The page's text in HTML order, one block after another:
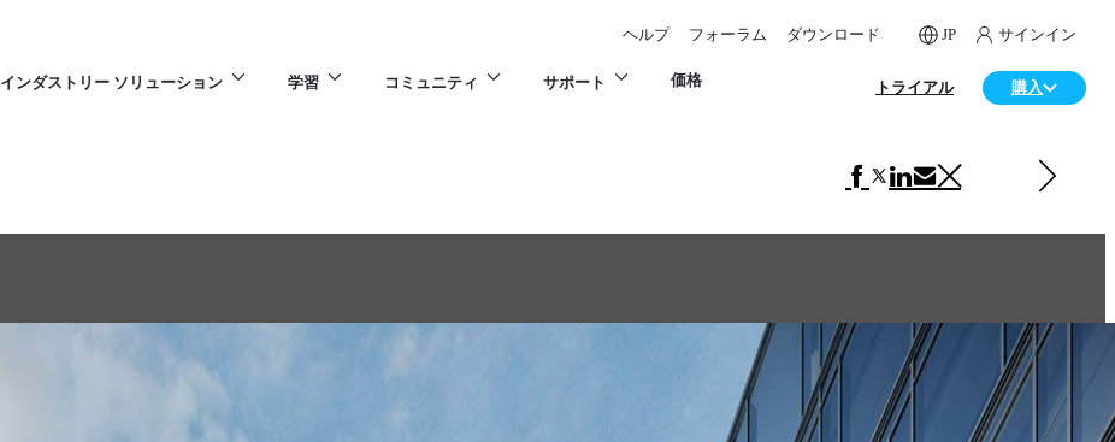
ヘルプ フォーラム ダウンロード JP サインイン
インダストリー ソリューション 学習 コミュニティ サポート 価格 トライアル 購入
Keelung Crystals